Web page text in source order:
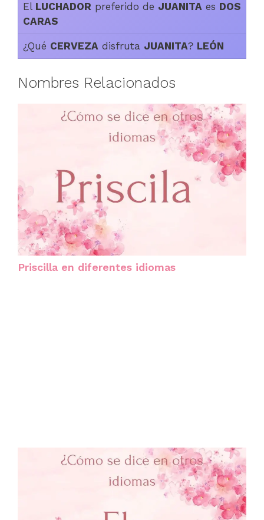
El LUCHADOR preferido de JUANITA es DOS
CARAS
¿Qué CERVEZA disfruta JUANITA? LEÓN
Nombres Relacionados
Priscilla en diferentes idiomas